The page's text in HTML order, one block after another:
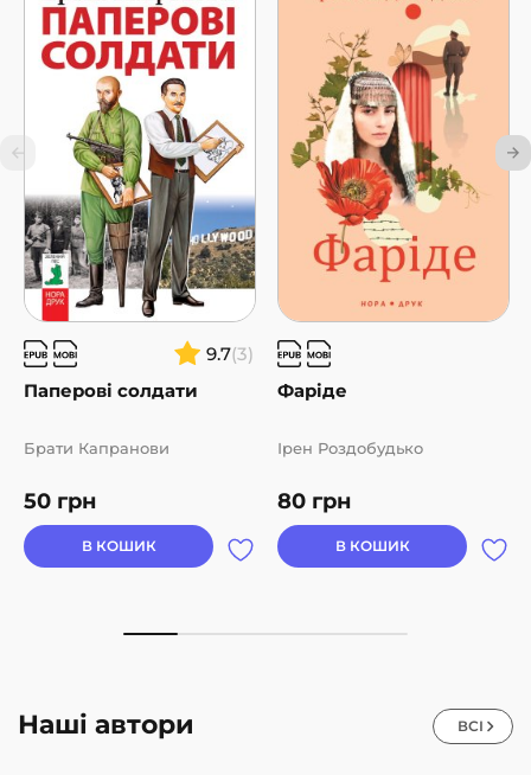
9.7(3)
Паперові солдати
50 грн
Брати Капранови
В КОШИК
Фаріде
80 грн
Ірен Роздобудько
В КОШИК
Наші автори ВСІ